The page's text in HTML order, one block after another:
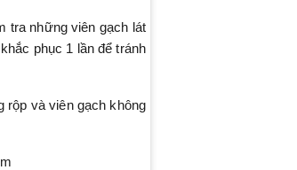
tra những viên gạch lát
phục 1 lần để tránh
rộp và viên gạch không